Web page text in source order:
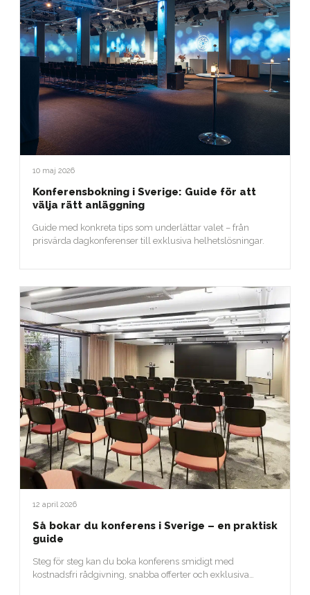
10 maj 2026
Konferensbokning i Sverige: Guide för att
välja rätt anläggning
Guide med konkreta tips som underlättar valet – från
prisvärda dagkonferenser till exklusiva helhetslösningar.
12 april 2026
Så bokar du konferens i Sverige – en praktisk
guide
Steg för steg kan du boka konferens smidigt med
kostnadsfri rådgivning, snabba offerter och exklusiva